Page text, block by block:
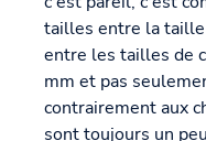
tailles entre la
entre les tailles de
mm et pas
contrairement aux
sont toujours un